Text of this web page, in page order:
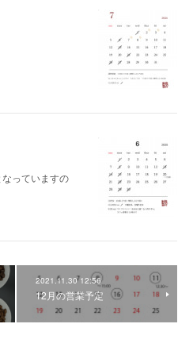
っていますの
2021.11.30 12:56
12月の営業予定